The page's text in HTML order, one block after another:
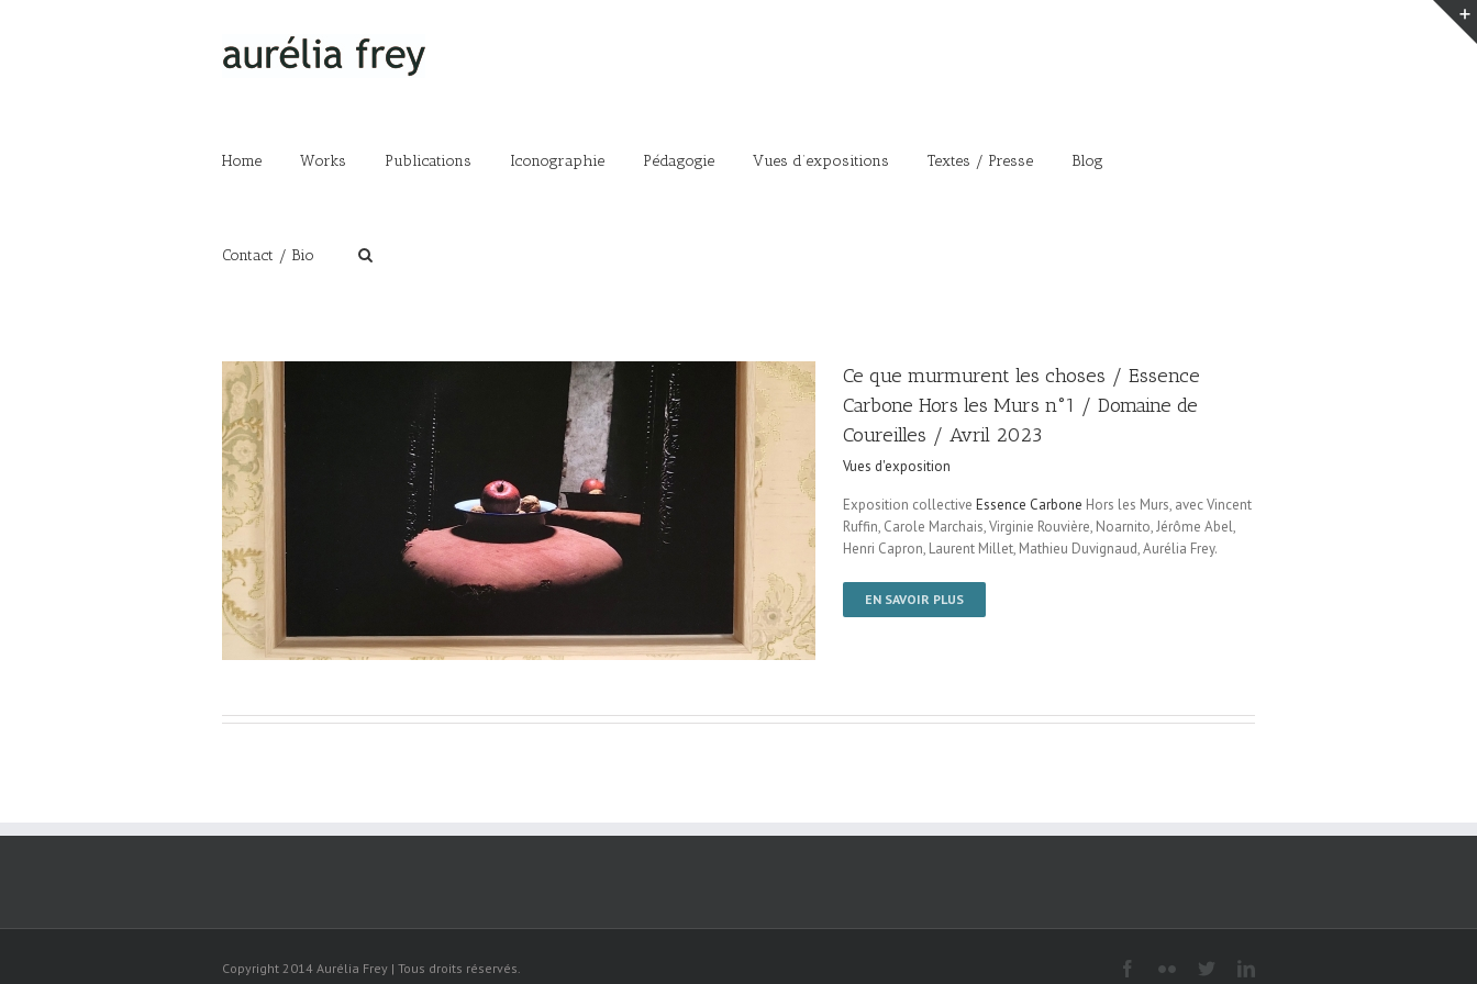
Home Works Publications Iconographie Pédagogie Vues d’expositions Textes / Presse Blog
Contact / Bio
Ce que murmurent les choses / Essence
Carbone Hors les Murs n°1 / Domaine de
Coureilles / Avril 2023
Vues d'exposition
Exposition collective Essence Carbone Hors les Murs, avec Vincent
Ruffin, Carole Marchais, Virginie Rouvière, Noarnito, Jérôme Abel,
Henri Capron, Laurent Millet, Mathieu Duvignaud, Aurélia Frey.
EN SAVOIR PLUS
Copyright 2014 Aurélia Frey | Tous droits réservés.